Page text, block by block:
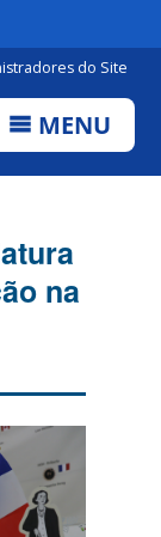
do Site
MENU
na